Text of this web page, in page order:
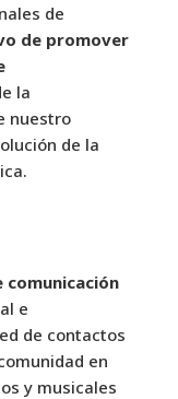
de
de promover
la
nuestro
de la
comunicación
e
de contactos
en
y musicales